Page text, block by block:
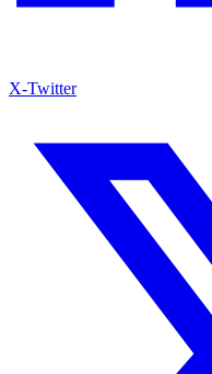
X-Twitter